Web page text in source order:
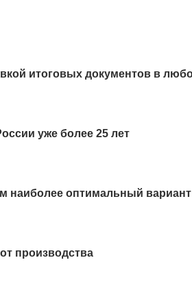
итоговых документов в
уже более 25 лет
наиболее оптимальный
производства